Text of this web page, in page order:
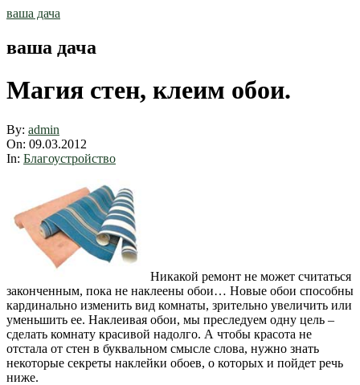
Skip
ваша дача
ваша дача
Магия стен, клеим обои.
By: admin
On: 09.03.2012
In: Благоустройство
Никакой ремонт не может считаться
законченным, пока не наклеены обои… Новые обои способны
кардинально изменить вид комнаты, зрительно увеличить или
уменьшить ее. Наклеивая обои, мы преследуем одну цель –
сделать комнату красивой надолго. А чтобы красота не
отстала от стен в буквальном смысле слова, нужно знать
некоторые секреты наклейки обоев, о которых и пойдет речь
ниже.